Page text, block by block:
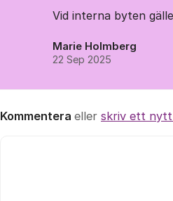
Vid interna byten
Marie Holmberg
22 Sep 2025
Kommentera eller skriv ett nytt